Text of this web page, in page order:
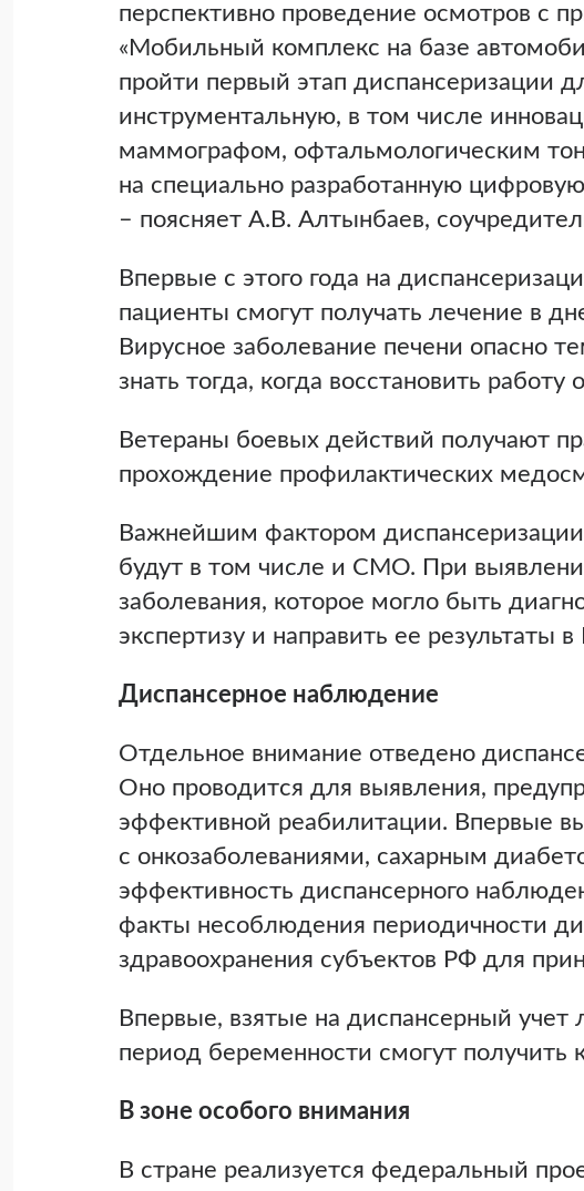
перспективно проведение осмотров с
«Мобильный комплекс на базе
пройти первый этап диспансеризации
инструментальную, в том числе
маммографом, офтальмологическим
на специально разработанную
– поясняет А.В. Алтынбаев,
Впервые с этого года на
пациенты смогут получать лечение в
Вирусное заболевание печени опасно
знать тогда, когда восстановить
Ветераны боевых действий получают
прохождение профилактических
Важнейшим фактором
будут в том числе и СМО. При
заболевания, которое могло быть
экспертизу и направить ее результаты
Диспансерное наблюдение
Отдельное внимание отведено
Оно проводится для выявления,
эффективной реабилитации. Впервые
с онкозаболеваниями, сахарным
эффективность диспансерного
факты несоблюдения периодичности
здравоохранения субъектов РФ для
Впервые, взятые на диспансерный
период беременности смогут
В зоне особого внимания
В стране реализуется федеральный